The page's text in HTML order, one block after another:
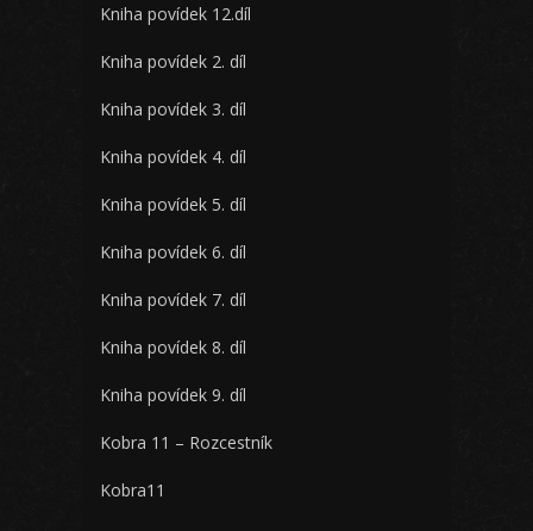
Kniha povídek 12.díl
Kniha povídek 2. díl
Kniha povídek 3. díl
Kniha povídek 4. díl
Kniha povídek 5. díl
Kniha povídek 6. díl
Kniha povídek 7. díl
Kniha povídek 8. díl
Kniha povídek 9. díl
Kobra 11 – Rozcestník
Kobra11